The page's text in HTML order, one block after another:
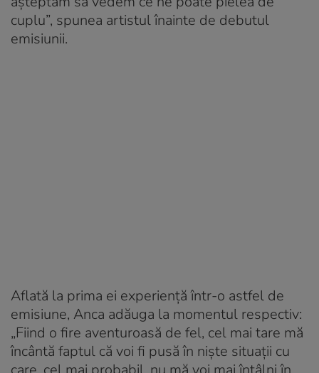
cuplu”, spunea artistul înainte de debutul
emisiunii.
Aflată la prima ei experiență într-o astfel de
emisiune, Anca adăuga la momentul respectiv:
„Fiind o fire aventuroasă de fel, cel mai tare mă
încântă faptul că voi fi pusă în niște situații cu